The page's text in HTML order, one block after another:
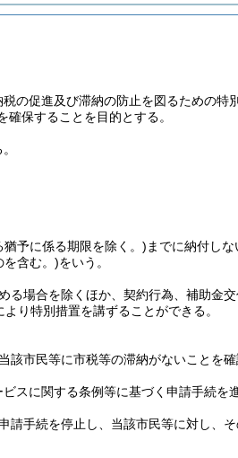
の促進及び滞納の防止を図るための特
保することを目的とする。
予に係る期限を除く。) までに納付しな
を含む。)をいう。
場合を除くほか、契約行為、補助金
り特別措置を講ずることができる。
市民等に市税等の滞納がないことを確
スに関する条例等に基づく申請手続を
手続を停止し、当該市民等に対し、